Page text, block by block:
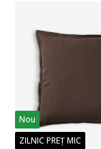
Nou
ZILNIC PREȚ MIC